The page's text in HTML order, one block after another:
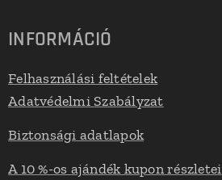
INFORMÁCIÓ
Felhasználási feltételek
Adatvédelmi Szabályzat
Biztonsági adatlapok
A 10 %-os ajándék kupon részletei